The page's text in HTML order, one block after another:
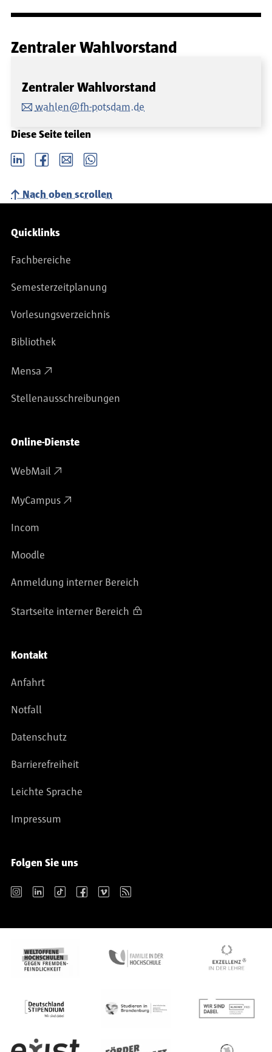
Zentraler Wahlvorstand
Zentraler Wahlvorstand
wahlen@fh-potsdam.de
Diese Seite teilen
LinkedIn Facebook email Whatsapp
Nach oben scrollen
Service-Navigation
Quicklinks
Fachbereiche
Semesterzeitplanung
Vorlesungsverzeichnis
Bibliothek
Mensa
Stellenausschreibungen
Online-Dienste
WebMail
MyCampus
Incom
Moodle
Anmeldung interner Bereich
Startseite interner Bereich
Kontakt
Anfahrt
Notfall
Datenschutz
Barrierefreiheit
Leichte Sprache
Impressum
Folgen Sie uns
Instagram LinkedIn TikTok Facebook Vimeo RSS